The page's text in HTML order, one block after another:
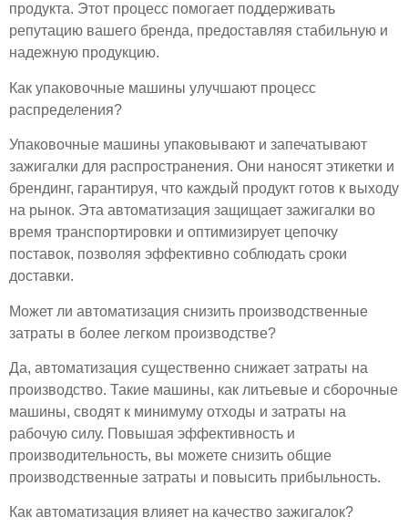
продукта. Этот процесс помогает поддерживать
репутацию вашего бренда, предоставляя стабильную и
надежную продукцию.
Как упаковочные машины улучшают процесс
распределения?
Упаковочные машины упаковывают и запечатывают
зажигалки для распространения. Они наносят этикетки и
брендинг, гарантируя, что каждый продукт готов к выходу
на рынок. Эта автоматизация защищает зажигалки во
время транспортировки и оптимизирует цепочку
поставок, позволяя эффективно соблюдать сроки
доставки.
Может ли автоматизация снизить производственные
затраты в более легком производстве?
Да, автоматизация существенно снижает затраты на
производство. Такие машины, как литьевые и сборочные
машины, сводят к минимуму отходы и затраты на
рабочую силу. Повышая эффективность и
производительность, вы можете снизить общие
производственные затраты и повысить прибыльность.
Как автоматизация влияет на качество зажигалок?